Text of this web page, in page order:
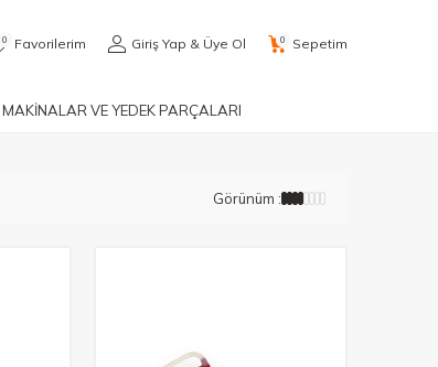
0 Favorilerim Giriş Yap & Üye Ol 0 Sepetim
MAKİNALAR VE YEDEK PARÇALARI
Görünüm :